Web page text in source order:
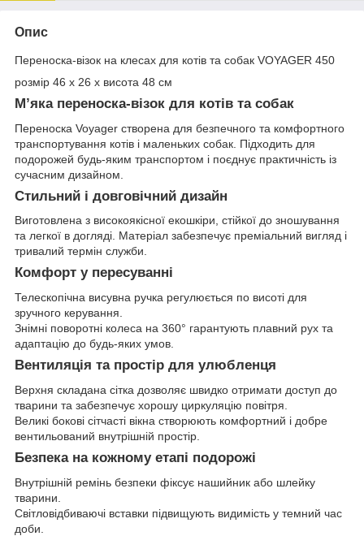
Опис
Переноска-візок на клесах для котів та собак VOYAGER 450
розмір 46 x 26 x висота 48 см
М’яка переноска-візок для котів та собак
Переноска Voyager створена для безпечного та комфортного
транспортування котів і маленьких собак. Підходить для
подорожей будь-яким транспортом і поєднує практичність із
сучасним дизайном.
Стильний і довговічний дизайн
Виготовлена з високоякісної екошкіри, стійкої до зношування
та легкої в догляді. Матеріал забезпечує преміальний вигляд і
тривалий термін служби.
Комфорт у пересуванні
Телескопічна висувна ручка регулюється по висоті для
зручного керування.
Знімні поворотні колеса на 360° гарантують плавний рух та
адаптацію до будь-яких умов.
Вентиляція та простір для улюбленця
Верхня складана сітка дозволяє швидко отримати доступ до
тварини та забезпечує хорошу циркуляцію повітря.
Великі бокові сітчасті вікна створюють комфортний і добре
вентильований внутрішній простір.
Безпека на кожному етапі подорожі
Внутрішній ремінь безпеки фіксує нашийник або шлейку
тварини.
Світловідбиваючі вставки підвищують видимість у темний час
доби.